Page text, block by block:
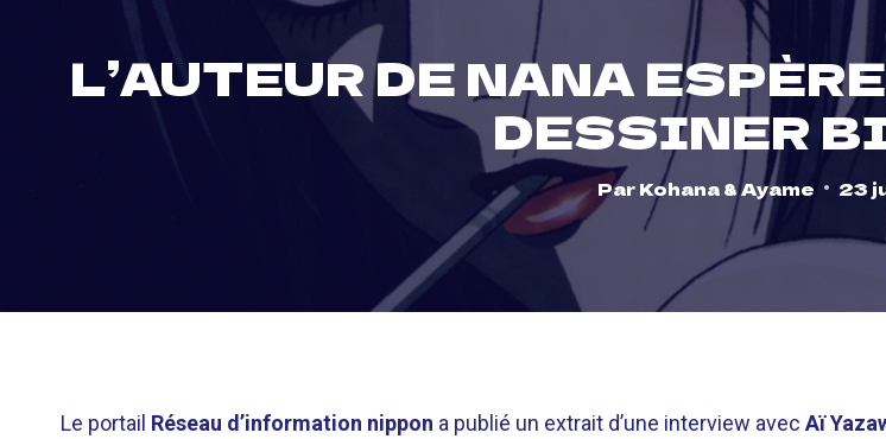
L’AUTEUR DE NANA
DESSINER
ParKohana & Ayame 23
Le portail Réseau d’information nippon a publié un extrait d’une interview avec Aï